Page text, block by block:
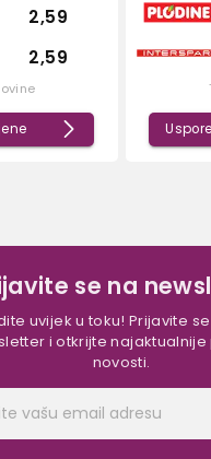
2,59
2,59
se na
uvijek u toku! Prijavite
i otkrijte najaktualnije
novosti.